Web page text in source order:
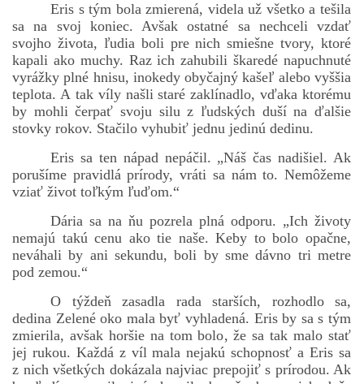
Eris s tým bola zmierená, videla už všetko a tešila
sa na svoj koniec. Avšak ostatné sa nechceli vzdať
svojho života, ľudia boli pre nich smiešne tvory, ktoré
kapali ako muchy. Raz ich zahubili škaredé napuchnuté
vyrážky plné hnisu, inokedy obyčajný kašeľ alebo vyššia
teplota. A tak víly našli staré zaklínadlo, vďaka ktorému
by mohli čerpať svoju silu z ľudských duší na ďalšie
stovky rokov. Stačilo vyhubiť jednu jedinú dedinu.
Eris sa ten nápad nepáčil. „Náš čas nadišiel. Ak
porušíme pravidlá prírody, vráti sa nám to. Nemôžeme
vziať život toľkým ľuďom.“
Dária sa na ňu pozrela plná odporu. „Ich životy
nemajú takú cenu ako tie naše. Keby to bolo opačne,
neváhali by ani sekundu, boli by sme dávno tri metre
pod zemou.“
O týždeň zasadla rada starších, rozhodlo sa,
dedina Zelené oko mala byť vyhladená. Eris by sa s tým
zmierila, avšak horšie na tom bolo, že sa tak malo stať
jej rukou. Každá z víl mala nejakú schopnosť a Eris sa
z nich všetkých dokázala najviac prepojiť s prírodou. Ak